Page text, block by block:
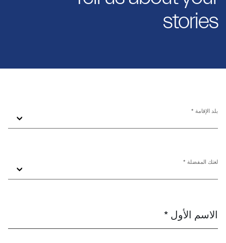
stories
بلد الإقامة *
لغتك المفضلة *
الاسم الأول *